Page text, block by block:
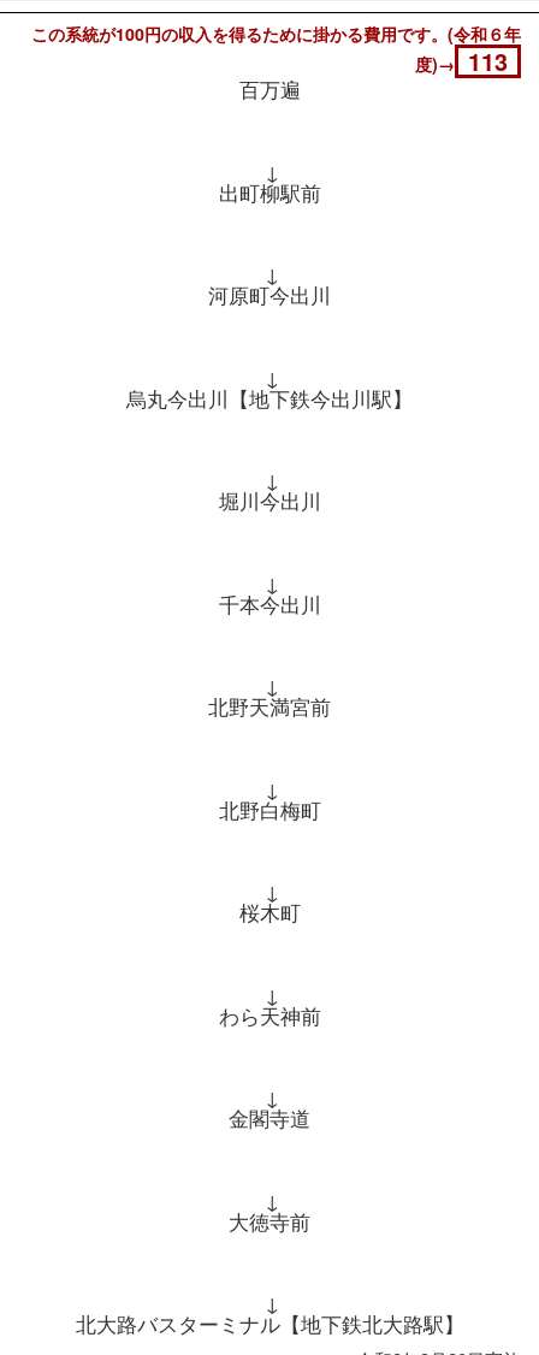
この系統が100円の収入を得るために掛かる費用です。(令和６年
度)→
113
百万遍
↓
出町柳駅前
↓
河原町今出川
↓
烏丸今出川【地下鉄今出川駅】
↓
堀川今出川
↓
千本今出川
↓
北野天満宮前
↓
北野白梅町
↓
桜木町
↓
わら天神前
↓
金閣寺道
↓
大徳寺前
↓
北大路バスターミナル【地下鉄北大路駅】